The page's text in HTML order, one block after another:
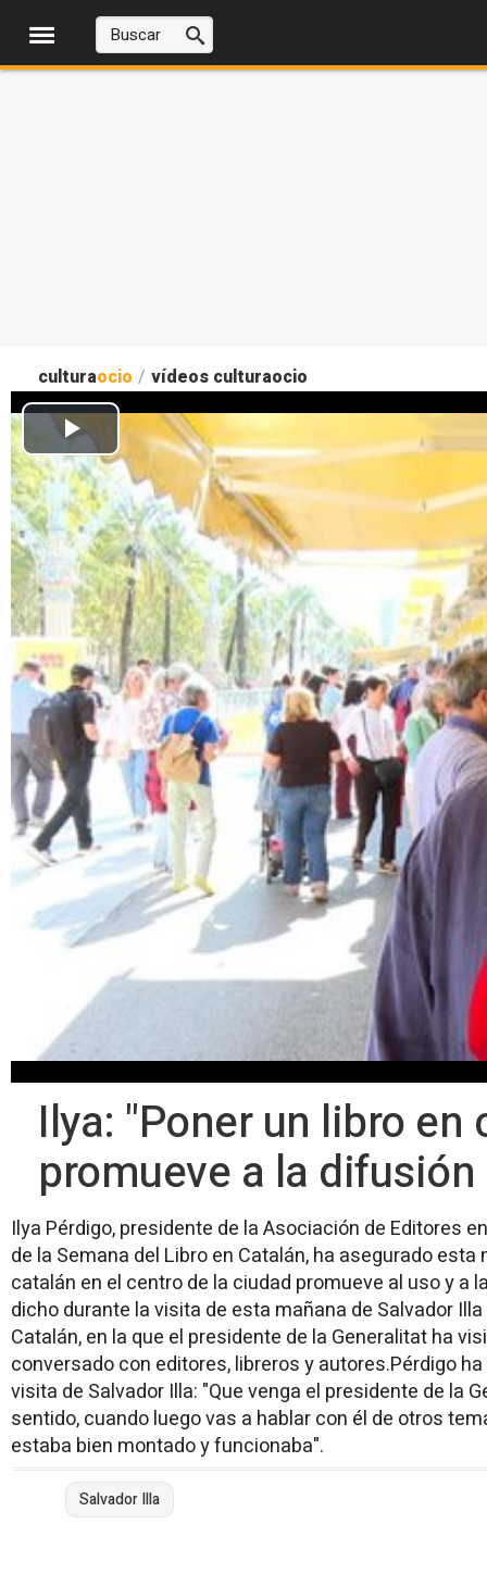
culturaocio / vídeos culturaocio
Ilya: "Poner un libro
promueve a la
Ilya Pérdigo, presidente de la Asociación de Editores
de la Semana del Libro en Catalán, ha asegurado
catalán en el centro de la ciudad promueve al uso y a
dicho durante la visita de esta mañana de Salvador
Catalán, en la que el presidente de la Generalitat ha
conversado con editores, libreros y autores.Pérdigo
visita de Salvador Illa: "Que venga el presidente de la
sentido, cuando luego vas a hablar con él de otros
estaba bien montado y funcionaba".
Salvador Illa